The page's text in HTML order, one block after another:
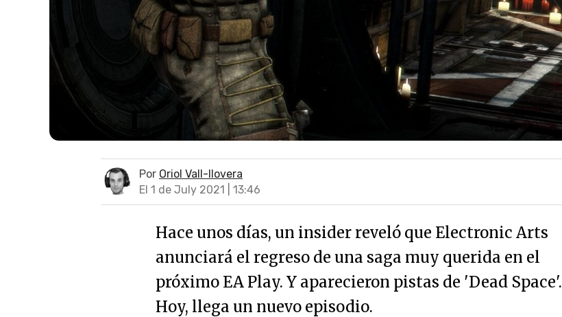
Por Oriol Vall-llovera
El 1 de July 2021 | 13:46
Hace unos días, un insider reveló que Electronic Arts
anunciará el regreso de una saga muy querida en el
próximo EA Play. Y aparecieron pistas de 'Dead Space'.
Hoy, llega un nuevo episodio.